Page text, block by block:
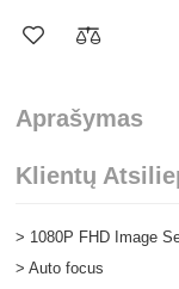
Aprašymas
Klientų
> 1080P FHD Image
> Auto focus